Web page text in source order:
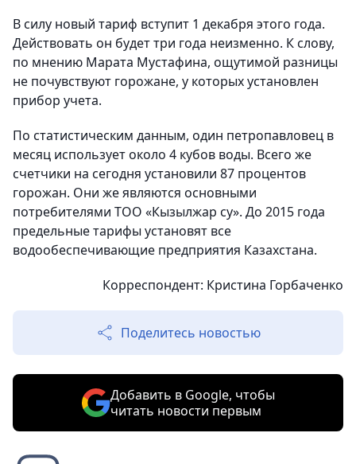
В силу новый тариф вступит 1 декабря этого года.
Действовать он будет три года неизменно. К слову,
по мнению Марата Мустафина, ощутимой разницы
не почувствуют горожане, у которых установлен
прибор учета.
По статистическим данным, один петропавловец в
месяц использует около 4 кубов воды. Всего же
счетчики на сегодня установили 87 процентов
горожан. Они же являются основными
потребителями ТОО «Кызылжар су». До 2015 года
предельные тарифы установят все
водообеспечивающие предприятия Казахстана.
Корреспондент: Кристина Горбаченко
Поделитесь новостью
Добавить в Google, чтобы
читать новости первым